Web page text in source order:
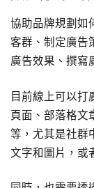
協助品牌規劃如
客群、制定廣告
廣告效果、撰寫
目前線上可以打
頁面、部落格文
等，尤其是社群
文字和圖片，或